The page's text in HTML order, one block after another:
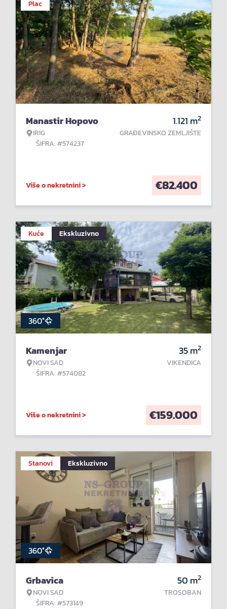
Plac
Manastir Hopovo
IRIG
ŠIFRA: #574237
1.121 m2
GRAĐEVINSKO ZEMLJIŠTE
Više o nekretnini > €82.400
Kuće Ekskluzivno
360°
Kamenjar
NOVI SAD
ŠIFRA: #574082
35m2
VIKENDICA
Više o nekretnini > €159.000
Stanovi Ekskluzivno
360°
Grbavica
NOVI SAD
ŠIFRA: #573149
50 m2
TROSOBAN